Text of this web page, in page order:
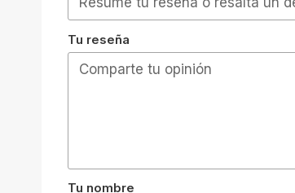
Tu reseña
Tu nombre